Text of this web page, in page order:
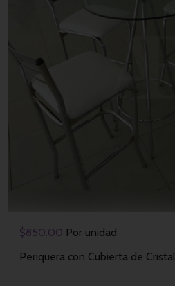
$850.00 Por unidad
Periquera con Cubierta de Cristal